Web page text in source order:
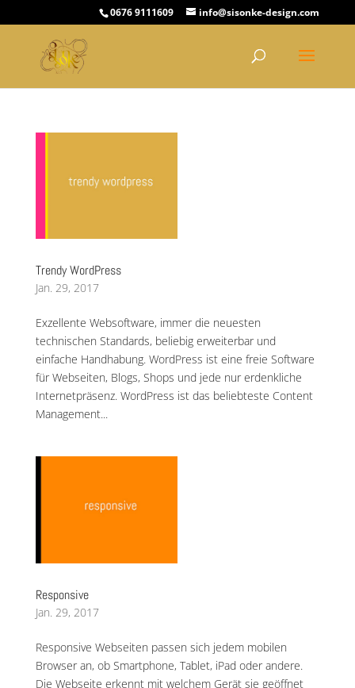
0676 9111609 info@sisonke-design.com
Trendy WordPress
Jan. 29, 2017
Exzellente Websoftware, immer die neuesten
technischen Standards, beliebig erweiterbar und
einfache Handhabung. WordPress ist eine freie Software
für Webseiten, Blogs, Shops und jede nur erdenkliche
Internetpräsenz. WordPress ist das beliebteste Content
Management...
Responsive
Jan. 29, 2017
Responsive Webseiten passen sich jedem mobilen
Browser an, ob Smartphone, Tablet, iPad oder andere.
Die Webseite erkennt mit welchem Gerät sie geöffnet